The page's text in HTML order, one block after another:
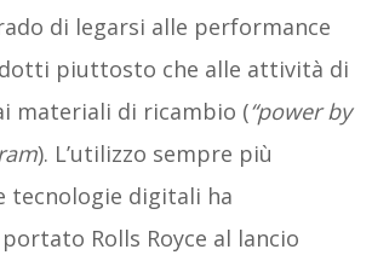
di legarsi alle performance
piuttosto che alle attività di
materiali di ricambio (“power by
). L’utilizzo sempre più
tecnologie digitali ha
Rolls Royce al lancio